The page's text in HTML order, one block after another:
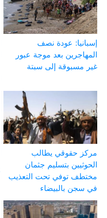
إسبانيا: عودة نصف
المهاجرين بعد موجة عبور
غير مسبوقة إلى سبتة
مركز حقوقي يطالب
الحوثيين بتسليم جثمان
مختطف توفي تحت التعذيب
في سجن بالبيضاء